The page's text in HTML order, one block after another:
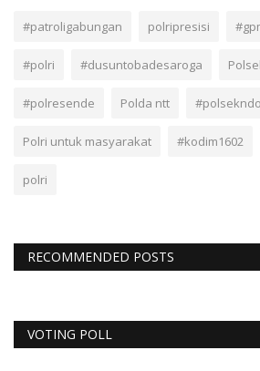
#patroligabungan polripresisi
#polri #dusuntobadesaroga
#polresende Polda ntt
Polri untuk masyarakat #kodim1602
polri
RECOMMENDED POSTS
VOTING POLL